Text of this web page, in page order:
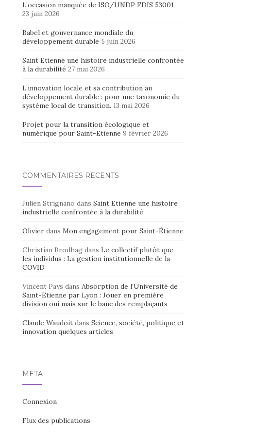
L’occasion manquée de ISO/UNDP FDIS 53001
23 juin 2026
Babel et gouvernance mondiale du
développement durable 5 juin 2026
Saint Etienne une histoire industrielle confrontée
à la durabilité 27 mai 2026
L’innovation locale et sa contribution au
développement durable : pour une taxonomie du
système local de transition. 13 mai 2026
Projet pour la transition écologique et
numérique pour Saint-Etienne 9 février 2026
COMMENTAIRES RÉCENTS
Julien Strignano dans Saint Etienne une histoire
industrielle confrontée à la durabilité
Olivierdans Mon engagement pour Saint-Étienne
Christian Brodhagdans Le collectif plutôt que
les individus : La gestion institutionnelle de la
COVID
Vincent Pays dans Absorption de l’Université de
Saint-Etienne par Lyon : Jouer en première
division oui mais sur le banc des remplaçants
Claude Waudoitdans Science, société, politique et
innovation quelques articles
MÉTA
Connexion
Flux des publications